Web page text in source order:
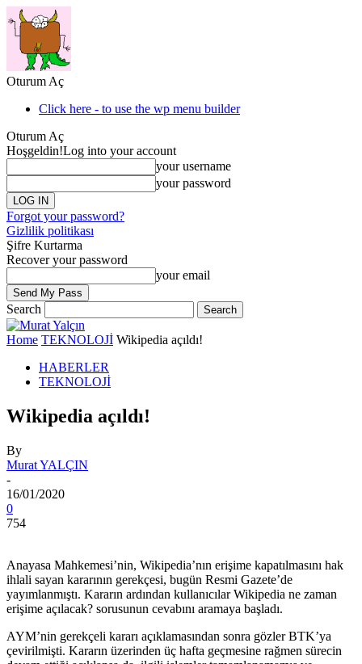
Oturum Aç
Click here - to use the wp menu builder
Oturum Aç
Hoşgeldin!Log into your account
your username
your password
Forgot your password?
Gizlilik politikası
Şifre Kurtarma
Recover your password
your email
Search
Home TEKNOLOJİ Wikipedia açıldı!
HABERLER
TEKNOLOJİ
Wikipedia açıldı!
By
Murat YALÇIN
-
16/01/2020
0
754
Anayasa Mahkemesi’nin, Wikipedia’nın erişime kapatılmasını hak
ihlali sayan kararının gerekçesi, bugün Resmi Gazete’de
yayımlanmıştı. Kararın ardından kullanıcılar Wikipedia ne zaman
erişime açılacak? sorusunun cevabını aramaya başladı.
AYM’nin gerekçeli kararı açıklamasından sonra gözler BTK’ya
çevirilmişti. Kararın üzerinden üç hafta geçmesine rağmen sürecin